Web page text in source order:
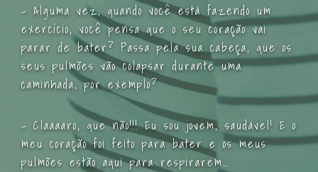
– Alguma vez, quando você está fazendo um
exercício, você pensa que o seu coração vai
parar de bater? Passa pela sua cabeça, que os
seus pulmões vão colapsar durante uma
caminhada, por exemplo?
– Claaaaro, que não!!! Eu sou jovem, saudável! E o
meu coração foi feito para bater e os meus
pulmões estão aqui para respirarem…